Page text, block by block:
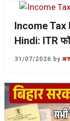
Income Tax
Hindi: ITR
31/07/2026 by